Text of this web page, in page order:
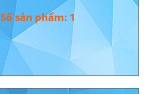
Số sản phẩm: 1